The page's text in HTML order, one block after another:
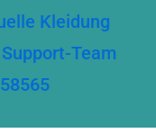
Kleidung
Team